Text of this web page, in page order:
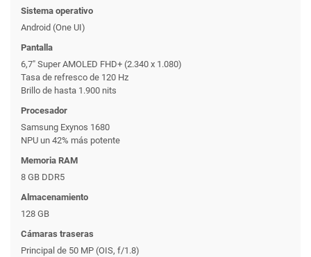
Sistema operativo
Android (One UI)
Pantalla
6,7" Super AMOLED FHD+ (2.340 x 1.080)
Tasa de refresco de 120 Hz
Brillo de hasta 1.900 nits
Procesador
Samsung Exynos 1680
NPU un 42% más potente
Memoria RAM
8 GB DDR5
Almacenamiento
128 GB
Cámaras traseras
Principal de 50 MP (OIS, f/1.8)